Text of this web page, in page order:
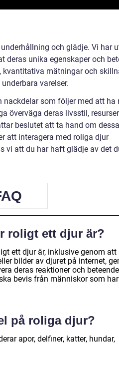
och glädje. Vi har
deras unika egenskaper och
kvantitativa mätningar och
varelser.
nackdelar som följer med att ha
överväga deras livsstil,
beslutet att ta hand om dessa
att interagera med roliga djur
vi att du har haft glädje av det
roligt ett djur är?
ett djur är, inklusive genom att
bilder av djuret på internet,
deras reaktioner och
bevis från människor som
på roliga djur?
apor, delfiner, katter, hundar,